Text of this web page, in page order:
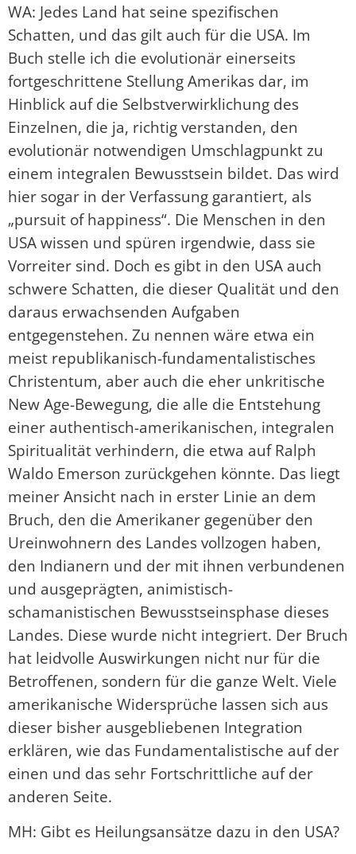
WA: Jedes Land hat seine spezifischen
Schatten, und das gilt auch für die USA. Im
Buch stelle ich die evolutionär einerseits
fortgeschrittene Stellung Amerikas dar, im
Hinblick auf die Selbstverwirklichung des
Einzelnen, die ja, richtig verstanden, den
evolutionär notwendigen Umschlagpunkt zu
einem integralen Bewusstsein bildet. Das wird
hier sogar in der Verfassung garantiert, als
„pursuit of happiness“. Die Menschen in den
USA wissen und spüren irgendwie, dass sie
Vorreiter sind. Doch es gibt in den USA auch
schwere Schatten, die dieser Qualität und den
daraus erwachsenden Aufgaben
entgegenstehen. Zu nennen wäre etwa ein
meist republikanisch-fundamentalistisches
Christentum, aber auch die eher unkritische
New Age-Bewegung, die alle die Entstehung
einer authentisch-amerikanischen, integralen
Spiritualität verhindern, die etwa auf Ralph
Waldo Emerson zurückgehen könnte. Das liegt
meiner Ansicht nach in erster Linie an dem
Bruch, den die Amerikaner gegenüber den
Ureinwohnern des Landes vollzogen haben,
den Indianern und der mit ihnen verbundenen
und ausgeprägten, animistisch-
schamanistischen Bewusstseinsphase dieses
Landes. Diese wurde nicht integriert. Der Bruch
hat leidvolle Auswirkungen nicht nur für die
Betroffenen, sondern für die ganze Welt. Viele
amerikanische Widersprüche lassen sich aus
dieser bisher ausgebliebenen Integration
erklären, wie das Fundamentalistische auf der
einen und das sehr Fortschrittliche auf der
anderen Seite.
MH: Gibt es Heilungsansätze dazu in den USA?